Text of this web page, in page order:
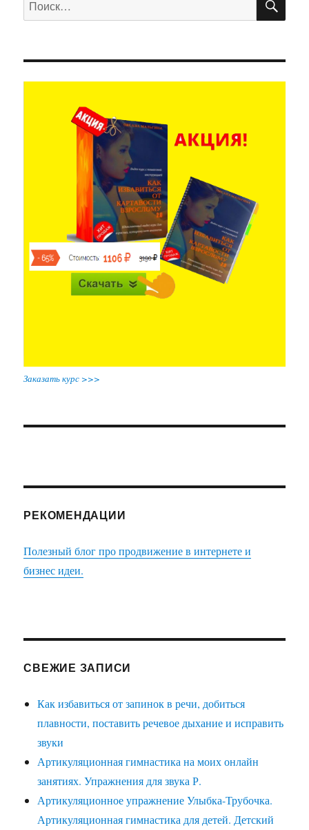
Заказать курс >>>
РЕКОМЕНДАЦИИ
Полезный блог про продвижение в интернете и
бизнес идеи.
СВЕЖИЕ ЗАПИСИ
Как избавиться от запинок в речи, добиться
плавности, поставить речевое дыхание и исправить
звуки
Артикуляционная гимнастика на моих онлайн
занятиях. Упражнения для звука Р.
Артикуляционное упражнение Улыбка-Трубочка.
Артикуляционная гимнастика для детей. Детский